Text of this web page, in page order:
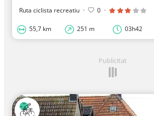
Ruta ciclista recreatiu · 0 ·
55,7 km 251 m 03h42
Publicitat